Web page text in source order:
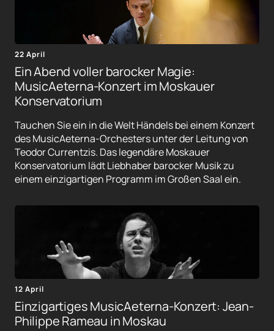
22 April
Ein Abend voller barocker Magie:
MusicAeterna-Konzert im Moskauer
Konservatorium
Tauchen Sie ein in die Welt Händels bei einem Konzert
des MusicAeterna-Orchesters unter der Leitung von
Teodor Currentzis. Das legendäre Moskauer
Konservatorium lädt Liebhaber barocker Musik zu
einem einzigartigen Programm im Großen Saal ein.
12 April
Einzigartiges MusicAeterna-Konzert: Jean-
Philippe Rameau in Moskau